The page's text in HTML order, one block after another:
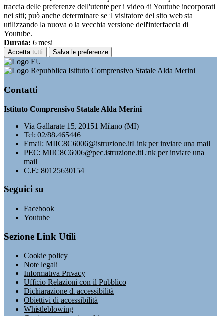
traccia delle preferenze dell'utente per i video di Youtube incorporati
nei siti; può anche determinare se il visitatore del sito web sta
utilizzando la nuova o la vecchia versione dell'interfaccia di
Youtube.
Durata: 6 mesi
Accetta tutti Salva le preferenze
Istituto Comprensivo Statale Alda Merini
Contatti
Istituto Comprensivo Statale Alda Merini
Via Gallarate 15, 20151 Milano (MI)
Tel: 02/88.465446
Email: MIIC8C6006@istruzione.itLink per inviare una mail
PEC: MIIC8C6006@pec.istruzione.itLink per inviare una
mail
C.F.: 80125630154
Seguici su
Facebook
Youtube
Sezione Link Utili
Cookie policy
Note legali
Informativa Privacy
Ufficio Relazioni con il Pubblico
Dichiarazione di accessibilità
Obiettivi di accessibilità
Whistleblowing